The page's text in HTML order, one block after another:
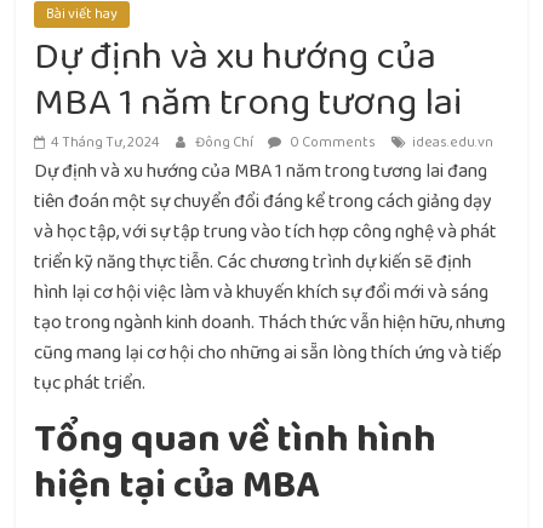
Bài viết hay
Dự định và xu hướng của
MBA 1 năm trong tương lai
4 Tháng Tư, 2024 Đông Chí 0 Comments ideas.edu.vn
Dự định và xu hướng của MBA 1 năm trong tương lai đang
tiên đoán một sự chuyển đổi đáng kể trong cách giảng dạy
và học tập, với sự tập trung vào tích hợp công nghệ và phát
triển kỹ năng thực tiễn. Các chương trình dự kiến sẽ định
hình lại cơ hội việc làm và khuyến khích sự đổi mới và sáng
tạo trong ngành kinh doanh. Thách thức vẫn hiện hữu, nhưng
cũng mang lại cơ hội cho những ai sẵn lòng thích ứng và tiếp
tục phát triển.
Tổng quan về tình hình
hiện tại của MBA